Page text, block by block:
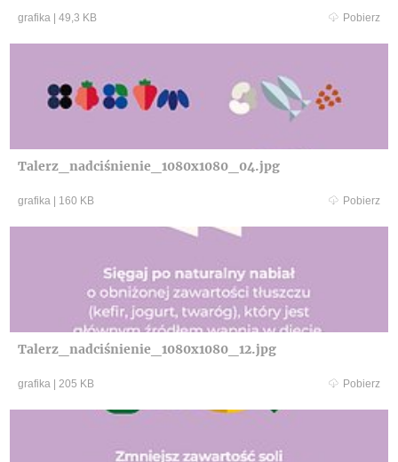
grafika 49,3 KB Pobierz
Talerz_nadciśnienie_1080x1080_04.jpg
grafika 160 KB Pobierz
Talerz_nadciśnienie_1080x1080_12.jpg
grafika 205 KB Pobierz